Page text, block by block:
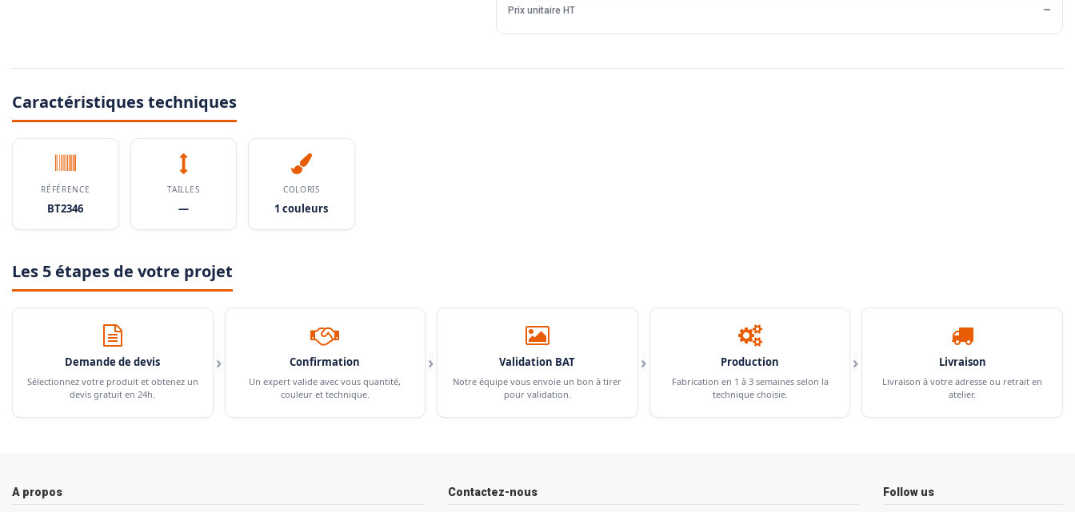
Prix unitaire HT —
Caractéristiques techniques
RÉFÉRENCE
BT2346
TAILLES
—
COLORIS
1 couleurs
Les 5 étapes de votre projet
Demande de devis
Sélectionnez votre produit et obtenez un
devis gratuit en 24h.
› Confirmation
Un expert valide avec vous quantité,
couleur et technique.
› Validation BAT
Notre équipe vous envoie un bon à tirer
pour validation.
› Production
Fabrication en 1 à 3 semaines selon la
technique choisie.
› Livraison
Livraison à votre adresse ou retrait en
atelier.
A propos Contactez-nous Follow us